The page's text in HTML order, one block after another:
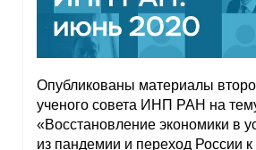
Опубликованы материалы
ученого совета ИНП РАН на
«Восстановление экономики в
из пандемии и переход России к